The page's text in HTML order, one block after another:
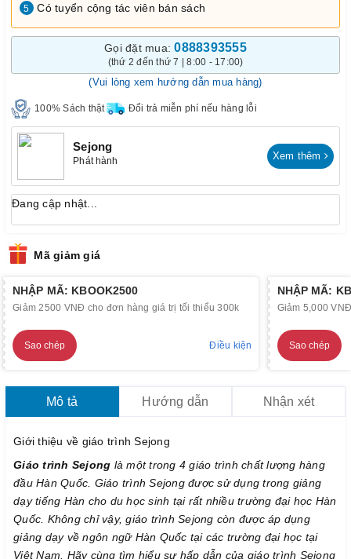
5 Có tuyển cộng tác viên bán sách
Gọi đặt mua:0888393555
(thứ 2 đến thứ 7 | 8:00 - 17:00)
(Vui lòng xem hướng dẫn mua hàng)
100% Sách thật Đổi trả miễn phí nếu hàng lỗi
Sejong
Phát hành Xem thêm
Đang cập nhật...
Mã giảm giá
NHẬP MÃ: KBOOK2500
Giảm 2500 VNĐ cho đơn hàng giá trị tối thiểu 300k
Sao chép Điều kiện
NHẬP MÃ:
Giảm 5,000
Sao chép
Mô tả Hướng dẫn Nhận xét
Giới thiệu về giáo trình Sejong
Giáo trình Sejong là một trong 4 giáo trình chất lượng hàng
đầu Hàn Quốc. Giáo trình Sejong được sử dụng trong giảng
dạy tiếng Hàn cho du học sinh tại rất nhiều trường đại học Hàn
Quốc. Không chỉ vậy, giáo trình Sejong còn được áp dụng
giảng dạy về ngôn ngữ Hàn Quốc tại các trường đại học tại
Việt Nam. Hãy cùng tìm hiểu sự hấp dẫn của giáo trình Sejong